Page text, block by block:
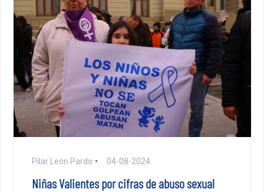
Pilar León Pardo 04-08-2024
Niñas Valientes por cifras de abuso sexual